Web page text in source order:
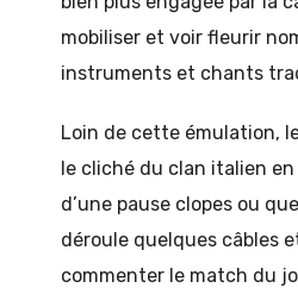
mobiliser et voir fleurir
instruments et chants
Loin de cette émulation,
le cliché du clan italien
d’une pause clopes ou
déroule quelques câbles
commenter le match du